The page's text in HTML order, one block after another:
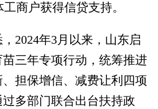
商户获得信贷支持。
年3月以来，山东启
三年专项行动，统筹推进
担保增信、减费让利四项
多部门联合出台扶持政